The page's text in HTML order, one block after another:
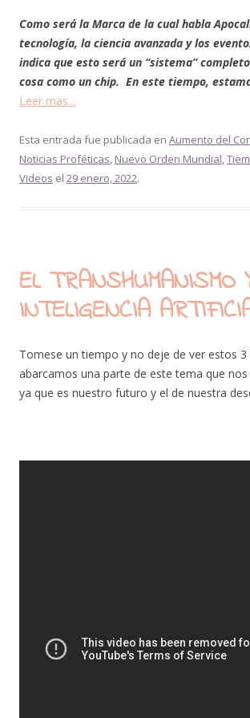
Como será la Marca de la cual habla
tecnología, la ciencia avanzada y los
indica que esto será un “sistema”
cosa como un chip. En este tiempo,
Leer mas...
Esta entrada fue publicada en Aumento del
Noticias Proféticas, Nuevo Orden Mundial,
Videos el 29 enero, 2022.
EL TRANSHUMANISMO
INTELIGENCIA
Tomese un tiempo y no deje de ver estos 3
abarcamos una parte de este tema que
ya que es nuestro futuro y el de nuestra